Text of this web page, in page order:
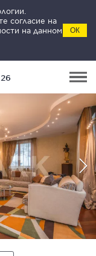
согласие на
на данном
ОК